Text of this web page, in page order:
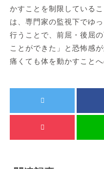
かすことを制限している
は、専門家の監視下でゆ
行うことで、前屈・後屈
ことができた」と恐怖感
痛くても体を動かすこと